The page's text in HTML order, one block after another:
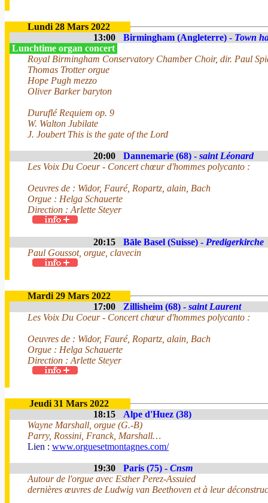
Lundi 28 Mars 2022
13:00
Birmingham (Angleterre) - Town
Lunchtime organ concert
Royal Birmingham Conservatory Chamber Choir, dir. Paul
Thomas Trotter orgue
Hope Pugh mezzo
Oliver Barker baryton
Duruflé Requiem op. 9
W. Walton Jubilate
J. Joubert This is the gate of the Lord
20:00 Dannemarie (68) - saint Léonard
Les Voix Du Coeur - Concert chœur d'hommes polycanto :
Oeuvres de : Widor, Fauré, Ropartz, alain, Bach
Orgue : Helga Schauerte
Direction : Arlette Steyer
20:15 Bāle Basel (Suisse) - Predigerkirche
Paul Goussot, orgue, clavecin
Mardi 29 Mars 2022
17:00
Zillisheim (68) - saint Laurent
Les Voix Du Coeur - Concert chœur d'hommes polycanto :
Oeuvres de : Widor, Fauré, Ropartz, alain, Bach
Orgue : Helga Schauerte
Direction : Arlette Steyer
Jeudi 31 Mars 2022
18:15
Alpe d'Huez (38)
Wayne Marshall, orgue (G.-B)
Parry, Rossini, Franck, Marshall…
Lien : www.orguesetmontagnes.com/
19:30 Paris (75) - Cnsm
Autour de l'orgue avec Esther Perez-Assuied
dernières œuvres de Ludwig van Beethoven et à leur